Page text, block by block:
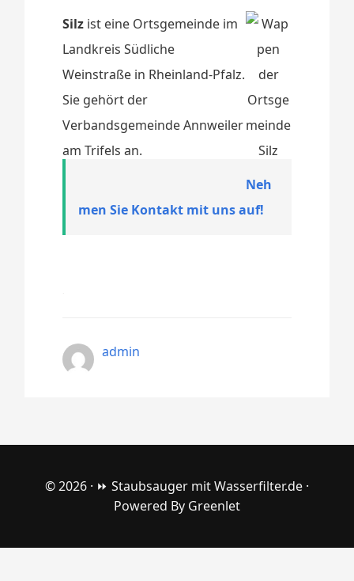
Silz ist eine Ortsgemeinde im
Landkreis Südliche
Weinstraße in Rheinland-Pfalz.
Sie gehört der
Verbandsgemeinde Annweiler
am Trifels an.
Neh
men Sie Kontakt mit uns auf!
admin
© 2026 · ⏩ Staubsauger mit Wasserfilter.de ·
Powered By Greenlet